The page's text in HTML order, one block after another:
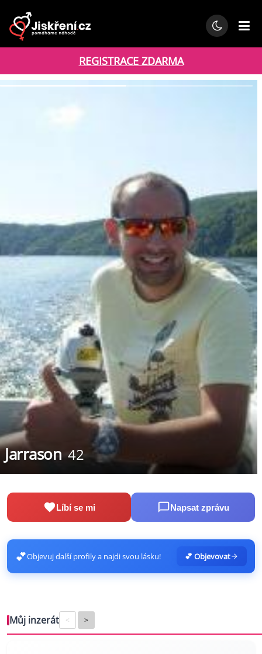
REGISTRACE ZDARMA
Jarrason 42
Líbí se mi Napsat zprávu
💕Objevuj další profily a najdi svou lásku! 💕 Objevovat
Můj inzerát < >